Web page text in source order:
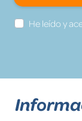
He leído y